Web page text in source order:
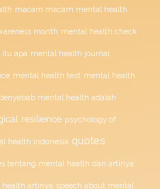
macam macam mental health
month mental health check
itu apa mental health journal
mental health test mental health
penyebab mental health adalah
resilience psychology of
health indonesia quotes
tentang mental health dan artinya
health artinya speech about mental